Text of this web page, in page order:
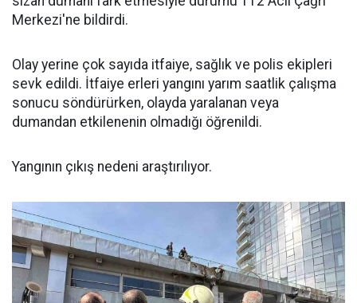
Merkezi'ne bildirdi.
Olay yerine çok sayıda itfaiye, sağlık ve polis ekipleri
sevk edildi. İtfaiye erleri yangını yarım saatlik çalışma
sonucu söndürürken, olayda yaralanan veya
dumandan etkilenenin olmadığı öğrenildi.
Yangının çıkış nedeni araştırılıyor.